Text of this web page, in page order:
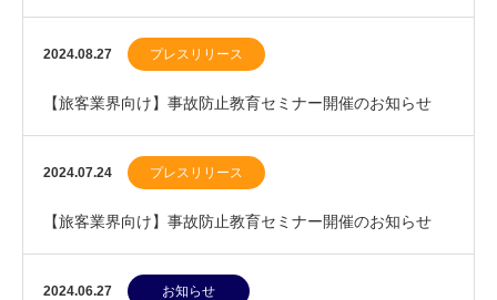
ズ】を公開しました
2024.08.27 プレスリリース
【旅客業界向け】事故防止教育セミナー開催のお知らせ
（8/29）
2024.07.24 プレスリリース
【旅客業界向け】事故防止教育セミナー開催のお知らせ
（7/24）
2024.06.27 お知らせ